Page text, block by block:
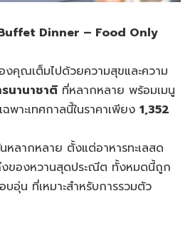
Dinner – Food Only
คุณเต็มไปด้วยความสุขและความ
นานาชาติ ที่หลากหลาย พร้อมเมนู
พาะเทศกาลนี้ในราคาเพียง 1,352
ลากหลาย ตั้งแต่อาหารทะเลสด
งของหวานสุดประณีต ทั้งหมดนี้ถูก
บอุ่น ที่เหมาะสำหรับการรวมตัว